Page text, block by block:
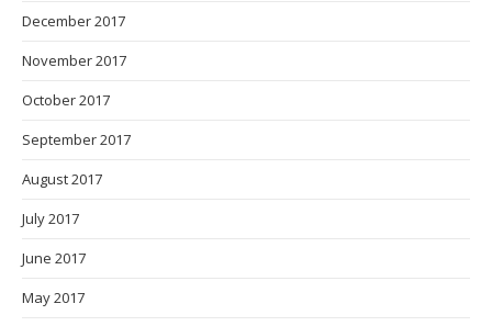
December 2017
November 2017
October 2017
September 2017
August 2017
July 2017
June 2017
May 2017